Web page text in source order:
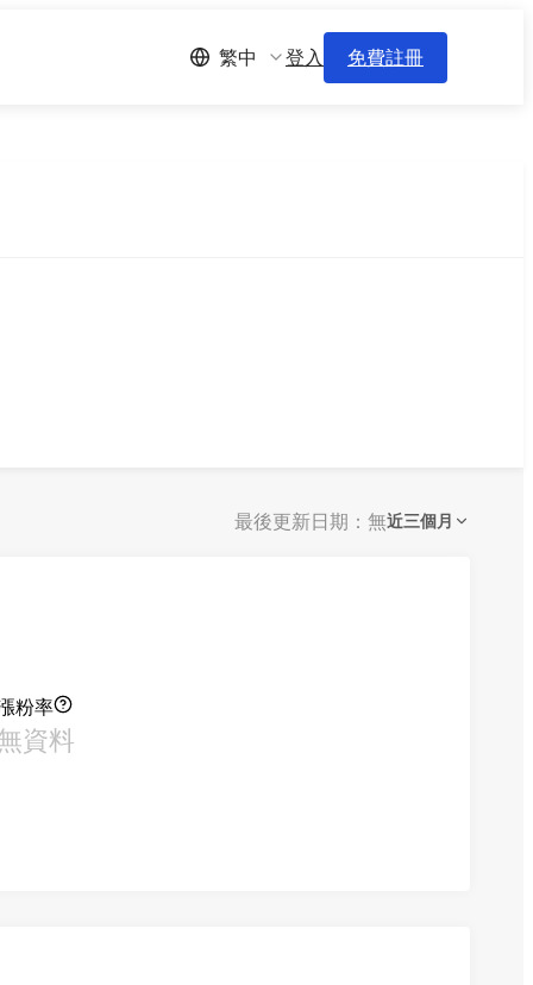
繁中 登入 免費註冊
最後更新日期：無近三個月
粉率
資料